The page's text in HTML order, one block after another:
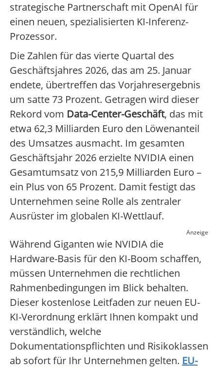
strategische Partnerschaft mit OpenAI für
einen neuen, spezialisierten KI-Inferenz-
Prozessor.
Die Zahlen für das vierte Quartal des
Geschäftsjahres 2026, das am 25. Januar
endete, übertreffen das Vorjahresergebnis
um satte 73 Prozent. Getragen wird dieser
Rekord vom Data-Center-Geschäft, das mit
etwa 62,3 Milliarden Euro den Löwenanteil
des Umsatzes ausmacht. Im gesamten
Geschäftsjahr 2026 erzielte NVIDIA einen
Gesamtumsatz von 215,9 Milliarden Euro –
ein Plus von 65 Prozent. Damit festigt das
Unternehmen seine Rolle als zentraler
Ausrüster im globalen KI-Wettlauf.
Anzeige
Während Giganten wie NVIDIA die
Hardware-Basis für den KI-Boom schaffen,
müssen Unternehmen die rechtlichen
Rahmenbedingungen im Blick behalten.
Dieser kostenlose Leitfaden zur neuen EU-
KI-Verordnung erklärt Ihnen kompakt und
verständlich, welche
Dokumentationspflichten und Risikoklassen
ab sofort für Ihr Unternehmen gelten. EU-